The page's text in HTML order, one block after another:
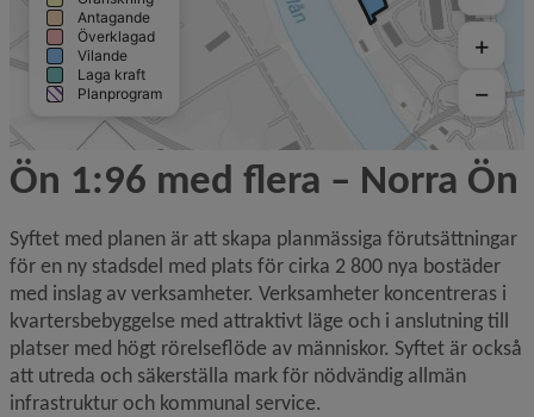
Ön 1:96 med flera – Norra Ön
Syftet med planen är att skapa planmässiga förutsättningar
för en ny stadsdel med plats för cirka 2 800 nya bostäder
med inslag av verksamheter. Verksamheter koncentreras i
kvartersbebyggelse med attraktivt läge och i anslutning till
platser med högt rörelseflöde av människor. Syftet är också
att utreda och säkerställa mark för nödvändig allmän
infrastruktur och kommunal service.